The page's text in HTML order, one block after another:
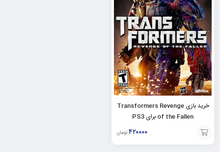
خرید بازی Transformers Revenge
of the Fallen برای PS3
۴۲۰۰۰۰ تومان
افزودن